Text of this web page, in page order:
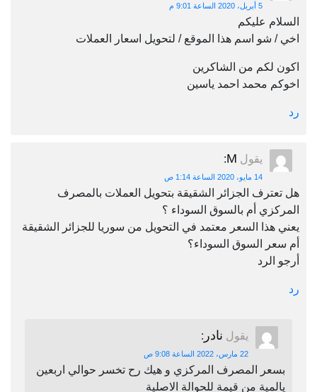
5 أبريل، 2020 الساعة 9:01 م
السلام عليكم
اخي / شو اسم هذا الموقع / لتحويل اسعار العملات
اكون لكم من الشاكرين
اخوكم محمد احمد ياسين
رد
يقول M
:
14 مايو، 2020 الساعة 1:14 ص
هل تعترف الجزائر الشقيقة بتحويل العملات بالمصرف
المركزي أم بالسوق السوداء ؟
يعني هذا السعر معتمد في التحويل من سوريا للجزائر الشقيقة
أم سعر السوق السوداء؟
أرجو الرد
رد
يقول نادر :
22 مارس، 2022 الساعة 9:08 ص
بسعر المصرف المركزي و هيك رح تخسر حوالي اربعين
يالمية من قيمة للحوالة الاصلية